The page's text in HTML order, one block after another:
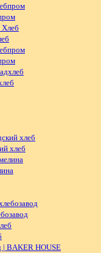
хлеб